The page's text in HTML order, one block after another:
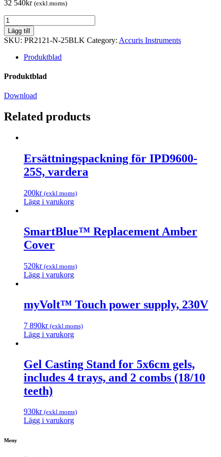
32 540kr (exkl.moms)
Accuris
qMAX
Probe
One-
Step
qPCR
Kit,
Rox,
reactions
Lägg till
SKU: PR2121-N-25BLK Category: Accuris Instruments
Produktblad
Produktblad
Download
Related products
Ersättningspackning för IPD9600-
25S, vardera
200kr (exkl.moms)
Lägg i varukorg
SmartBlue™ Replacement Amber
Cover
520kr (exkl.moms)
Lägg i varukorg
myVolt™ Touch power supply, 230V
7 890kr (exkl.moms)
Lägg i varukorg
Gel Casting Stand for 5x6cm gels,
includes 4 trays, and 2 combs (18/10
teeth)
930kr (exkl.moms)
Lägg i varukorg
Meny